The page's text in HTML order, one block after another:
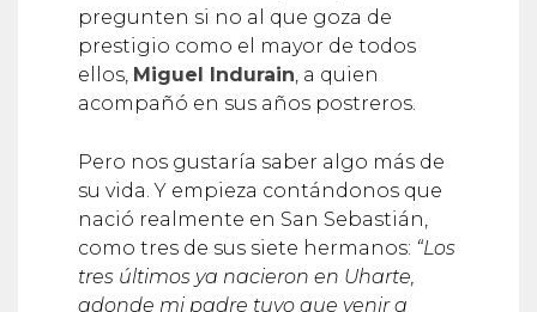
prestigio como el mayor de todos
ellos,Miguel Indurain, a quien
acompañó en sus años postreros.
su vida. Y empieza contándonos que
nació realmente en San Sebastián,
como tres de sus siete hermanos:“Los
tres últimos ya nacieron en Uharte,
adonde mi padre tuvo que venir a
montar una fábrica”. Nos añade que